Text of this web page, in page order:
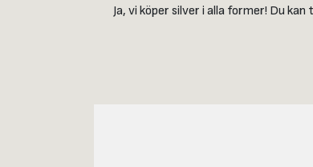
Ja, vi köper silver i alla former! Du